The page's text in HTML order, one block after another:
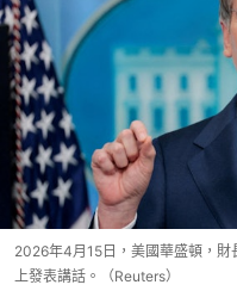
2026年4月15日，美國華盛頓，
上發表講話。（Reuters）